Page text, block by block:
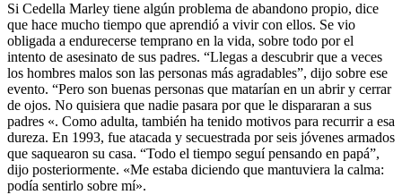
Si Cedella Marley tiene algún problema de abandono propio, dice
que hace mucho tiempo que aprendió a vivir con ellos. Se vio
obligada a endurecerse temprano en la vida, sobre todo por el
intento de asesinato de sus padres. “Llegas a descubrir que a veces
los hombres malos son las personas más agradables”, dijo sobre ese
evento. “Pero son buenas personas que matarían en un abrir y cerrar
de ojos. No quisiera que nadie pasara por que le dispararan a sus
padres «. Como adulta, también ha tenido motivos para recurrir a esa
dureza. En 1993, fue atacada y secuestrada por seis jóvenes armados
que saquearon su casa. “Todo el tiempo seguí pensando en papá”,
dijo posteriormente. «Me estaba diciendo que mantuviera la calma:
podía sentirlo sobre mí».